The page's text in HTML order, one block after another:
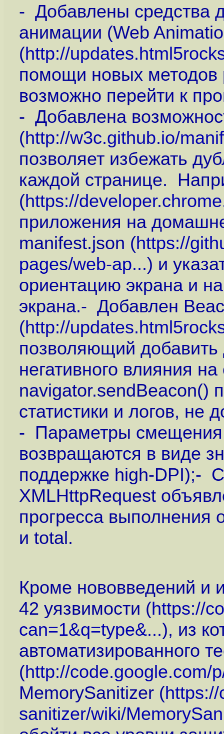
- Добавлены средства
анимации (Web
(http://
помощи новых методов
возможно перейти к
- Добавлена
(http://w3c.github.io/
позволяет избежать
каждой странице.
(https://
приложения на
manifest.json (https://
pages/web-ap...) и
ориентацию экрана и
экрана.- Добавлен
(http://
позволяющий добавить
негативного влияния
navigator.sendBeacon()
статистики и логов, не
- Параметры смещения
возвращаются в виде
поддержке high-DPI);-
XMLHttpRequest
прогресса выполнения
и total.
Кроме нововведений и
42 уязвимости (https://
can=1&q=type&...), из
автоматизированного
(http://code.google.com/
MemorySanitizer (https://
sanitizer/wiki/